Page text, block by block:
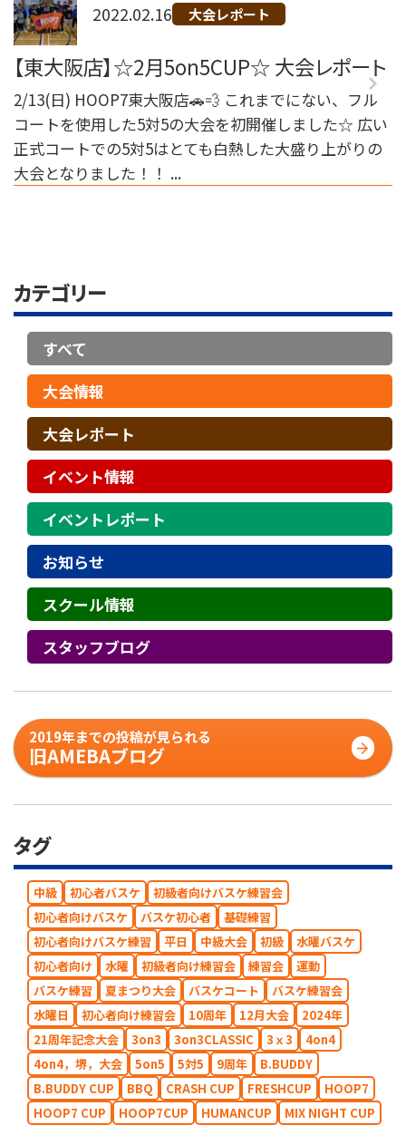
2022.02.16 大会レポート
【東大阪店】☆2月5on5CUP☆ 大会レポート
2/13(日) HOOP7東大阪店🚗💨 これまでにない、フル
コートを使用した5対5の大会を初開催しました☆ 広い
正式コートでの5対5はとても白熱した大盛り上がりの
大会となりました！！ ...
カテゴリー
すべて
大会情報
大会レポート
イベント情報
イベントレポート
お知らせ
スクール情報
スタッフブログ
2019年までの投稿が見られる
旧AMEBAブログ
タグ
中級 初心者バスケ
初級者向けバスケ練習会
初心者向けバスケ
バスケ初心者
基礎練習
初心者向けバスケ練習
平日 中級大会 初級
水曜バスケ
初心者向け
水曜 初級者向け練習会 練習会
運動
バスケ練習
夏まつり大会 バスケコート
バスケ練習会
水曜日
初心者向け練習会 10周年 12月大会
2024年
21周年記念大会
3on3 3on3CLASSIC 3ｘ3
4on4
4on4，堺，大会
5on5 5対5 9周年
B.BUDDY
B.BUDDY CUP
BBQ CRASH CUP FRESHCUP
HOOP7
HOOP7 CUP
HOOP7CUP HUMANCUP MIX NIGHT CUP